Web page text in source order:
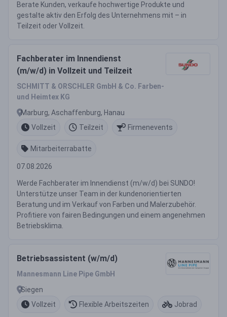
Berate Kunden, verkaufe hochwertige Produkte und
gestalte aktiv den Erfolg des Unternehmens mit – in
Teilzeit oder Vollzeit.
Fachberater im Innendienst
(m/w/d) in Vollzeit und Teilzeit
SCHMITT & ORSCHLER GmbH & Co. Farben-
und Heimtex KG
Marburg, Aschaffenburg, Hanau
Vollzeit
Teilzeit Firmenevents
Mitarbeiterrabatte
07.08.2026
Werde Fachberater im Innendienst (m/w/d) bei SUNDO!
Unterstütze unser Team in der kundenorientierten
Beratung und im Verkauf von Farben und Malerzubehör.
Profitiere von fairen Bedingungen und einem angenehmen
Betriebsklima.
Betriebsassistent (w/m/d)
Mannesmann Line Pipe GmbH
Siegen
Vollzeit
Flexible Arbeitszeiten Jobrad